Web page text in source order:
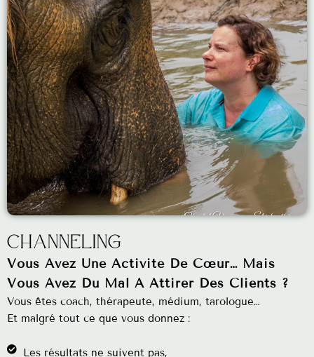
Channeling
Vous Avez Une Activité De Cœur… Mais
Vous Avez Du Mal À Attirer Des Clients ?
Vous êtes coach, thérapeute, médium, tarologue…
Et malgré tout ce que vous donnez :
Les résultats ne suivent pas,